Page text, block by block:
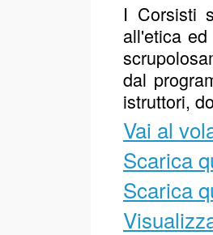
I Corsisti
all'etica
dal
istruttori,
Vai al
Scarica
Scarica